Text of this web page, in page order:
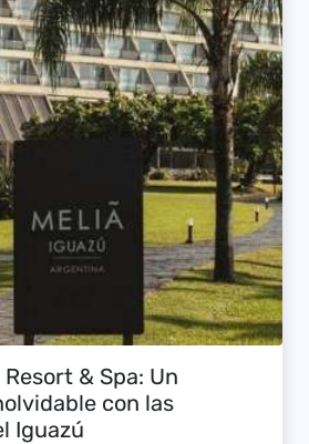
& Spa: Un
con las
Iguazú